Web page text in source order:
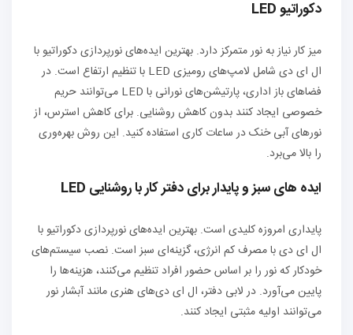
دکوراتیو LED
میز کار نیاز به نور متمرکز دارد. بهترین ایده‌های نورپردازی دکوراتیو با
ال ای دی شامل لامپ‌های رومیزی LED با تنظیم ارتفاع است. در
فضاهای باز اداری، پارتیشن‌های نورانی با LED می‌توانند حریم
خصوصی ایجاد کنند بدون کاهش روشنایی. برای کاهش استرس، از
نورهای آبی خنک در ساعات کاری استفاده کنید. این روش بهره‌وری
را بالا می‌برد.
ایده‌ های سبز و پایدار برای دفتر کار با روشنایی LED
پایداری امروزه کلیدی است. بهترین ایده‌های نورپردازی دکوراتیو با
ال ای دی با مصرف کم انرژی، گزینه‌ای سبز است. نصب سیستم‌های
خودکار که نور را بر اساس حضور افراد تنظیم می‌کنند، هزینه‌ها را
پایین می‌آورد. در لابی دفتر، ال ای دی‌های هنری مانند آبشار نور
می‌توانند اولیه مثبتی ایجاد کنند.